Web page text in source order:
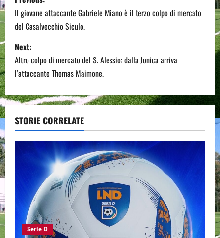
o
s
t
n
a
v
i
g
a
t
Il giovane attaccante Gabriele Miano è il terzo colpo di mercato
del Casalvecchio Siculo.
Next:
Altro colpo di mercato del S. Alessio: dalla Jonica arriva
l’attaccante Thomas Maimone.
STORIE CORRELATE
Serie D